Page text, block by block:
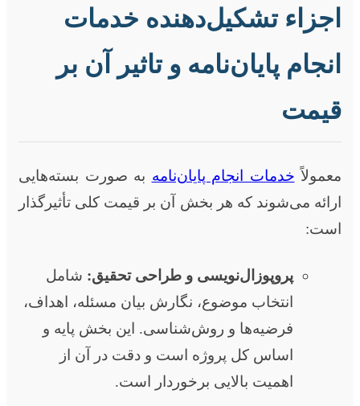
اجزاء تشکیل‌دهنده خدمات
انجام پایان‌نامه و تاثیر آن بر
قیمت
معمولاً خدمات انجام پایان‌نامه به صورت بسته‌هایی
ارائه می‌شوند که هر بخش آن بر قیمت کلی تأثیرگذار
است:
پروپوزال‌نویسی و طراحی تحقیق: شامل
انتخاب موضوع، نگارش بیان مسئله، اهداف،
فرضیه‌ها و روش‌شناسی. این بخش پایه و
اساس کل پروژه است و دقت در آن از
اهمیت بالایی برخوردار است.